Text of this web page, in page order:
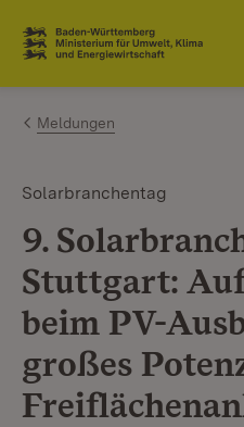
Zum Inhalt springen
Link zur Startseite
Meldungen
Solarbranchentag
9.
Stuttgart:
beim PV-
großes